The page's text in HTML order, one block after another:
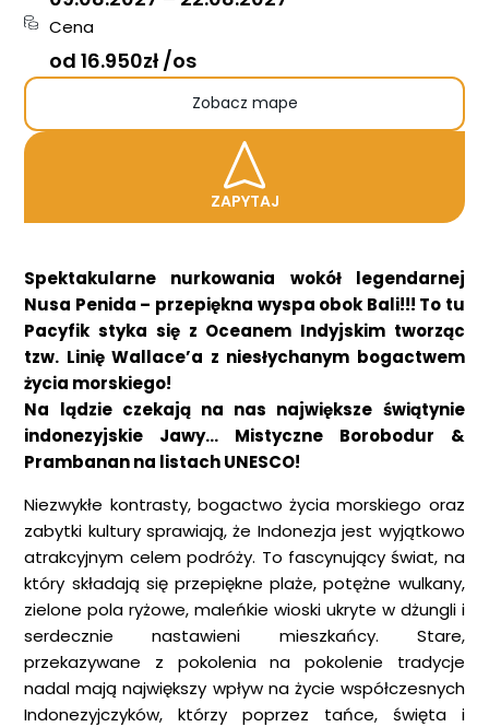
Zobacz mape
ZAPYTAJ
Cena
od 16.950zł /os
Spektakularne nurkowania wokół legendarnej
Nusa Penida – przepiękna wyspa obok Bali!!! To tu
Pacyfik styka się z Oceanem Indyjskim tworząc
tzw. Linię Wallace’a z niesłychanym bogactwem
życia morskiego!
Na lądzie czekają na nas największe świątynie
indonezyjskie Jawy… Mistyczne Borobodur &
Prambanan na listach UNESCO!
Niezwykłe kontrasty, bogactwo życia morskiego oraz
zabytki kultury sprawiają, że Indonezja jest wyjątkowo
atrakcyjnym celem podróży. To fascynujący świat, na
który składają się przepiękne plaże, potężne wulkany,
zielone pola ryżowe, maleńkie wioski ukryte w dżungli i
serdecznie nastawieni mieszkańcy. Stare,
przekazywane z pokolenia na pokolenie tradycje
nadal mają największy wpływ na życie współczesnych
Indonezyjczyków, którzy poprzez tańce, święta i